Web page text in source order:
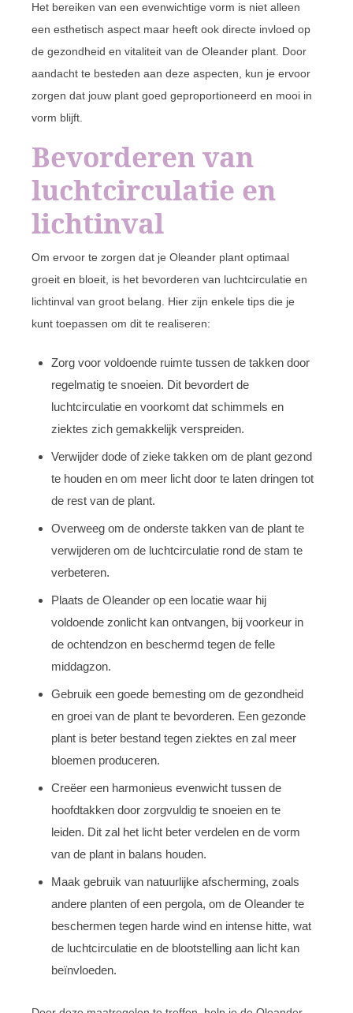
Het bereiken van een evenwichtige vorm is niet alleen
een esthetisch aspect maar heeft ook directe invloed op
de gezondheid en vitaliteit van de Oleander plant. Door
aandacht te besteden aan deze aspecten, kun je ervoor
zorgen dat jouw plant goed geproportioneerd en mooi in
vorm blijft.
Bevorderen van
luchtcirculatie en
lichtinval
Om ervoor te zorgen dat je Oleander plant optimaal
groeit en bloeit, is het bevorderen van luchtcirculatie en
lichtinval van groot belang. Hier zijn enkele tips die je
kunt toepassen om dit te realiseren:
Zorg voor voldoende ruimte tussen de takken door
regelmatig te snoeien. Dit bevordert de
luchtcirculatie en voorkomt dat schimmels en
ziektes zich gemakkelijk verspreiden.
Verwijder dode of zieke takken om de plant gezond
te houden en om meer licht door te laten dringen tot
de rest van de plant.
Overweeg om de onderste takken van de plant te
verwijderen om de luchtcirculatie rond de stam te
verbeteren.
Plaats de Oleander op een locatie waar hij
voldoende zonlicht kan ontvangen, bij voorkeur in
de ochtendzon en beschermd tegen de felle
middagzon.
Gebruik een goede bemesting om de gezondheid
en groei van de plant te bevorderen. Een gezonde
plant is beter bestand tegen ziektes en zal meer
bloemen produceren.
Creëer een harmonieus evenwicht tussen de
hoofdtakken door zorgvuldig te snoeien en te
leiden. Dit zal het licht beter verdelen en de vorm
van de plant in balans houden.
Maak gebruik van natuurlijke afscherming, zoals
andere planten of een pergola, om de Oleander te
beschermen tegen harde wind en intense hitte, wat
de luchtcirculatie en de blootstelling aan licht kan
beïnvloeden.